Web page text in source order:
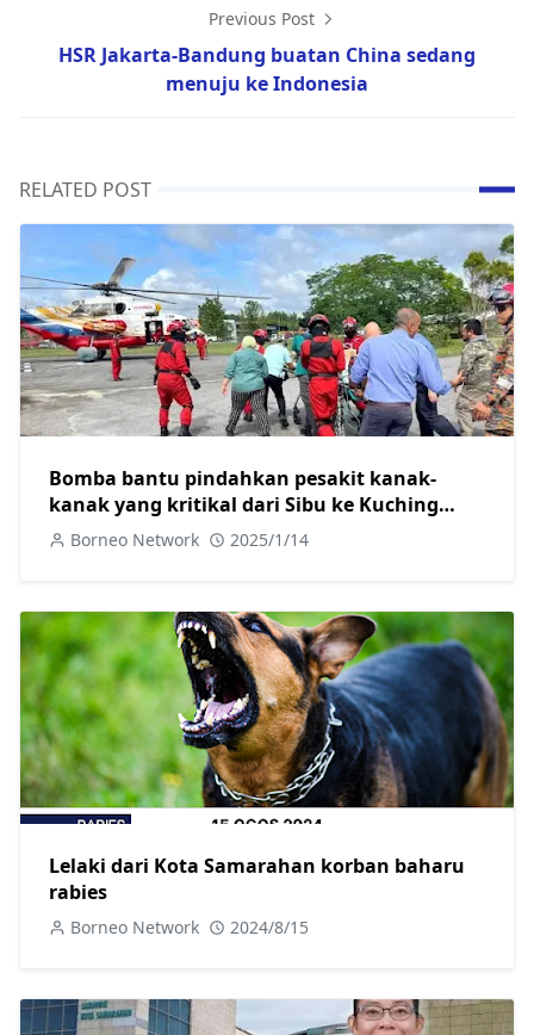
Previous Post
HSR Jakarta-Bandung buatan China sedang
menuju ke Indonesia
RELATED POST
Bomba bantu pindahkan pesakit kanak-
kanak yang kritikal dari Sibu ke Kuching
guna helikopter
Borneo Network 2025/1/14
Lelaki dari Kota Samarahan korban baharu
rabies
Borneo Network 2024/8/15